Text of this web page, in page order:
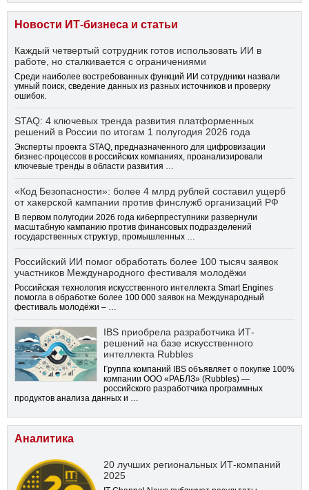
Новости ИТ-бизнеса и статьи
Каждый четвертый сотрудник готов использовать ИИ в
работе, но сталкивается с ограничениями
Среди наиболее востребованных функций ИИ сотрудники назвали
умный поиск, сведение данных из разных источников и проверку
ошибок.
STAQ: 4 ключевых тренда развития платформенных
решений в России по итогам 1 полугодия 2026 года
Эксперты проекта STAQ, предназначенного для цифровизации
бизнес-процессов в российских компаниях, проанализировали
ключевые тренды в области развития …
«Код Безопасности»: более 4 млрд рублей составил ущерб
от хакерской кампании против финслужб организаций РФ
В первом полугодии 2026 года киберпреступники развернули
масштабную кампанию против финансовых подразделений
государственных структур, промышленных …
Российский ИИ помог обработать более 100 тысяч заявок
участников Международного фестиваля молодёжи
Российская технология искусственного интеллекта Smart Engines
помогла в обработке более 100 000 заявок на Международный
фестиваль молодёжи – …
IBS приобрела разработчика ИТ-
решений на базе искусственного
интеллекта Rubbles
Группа компаний IBS объявляет о покупке 100%
компании ООО «РАБЛЗ» (Rubbles) —
российского разработчика программных
продуктов анализа данных и …
Аналитика
20 лучших региональных ИТ-компаний
2025